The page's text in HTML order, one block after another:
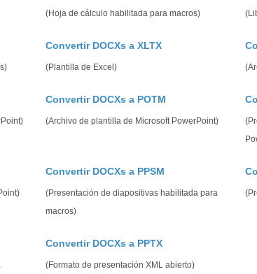
(Hoja de cálculo habilitada para macros)
Convertir DOCXs a XLTX
(Plantilla de Excel)
Convertir DOCXs a POTM
(Archivo de plantilla de Microsoft PowerPoint)
Convertir DOCXs a PPSM
(Presentación de diapositivas habilitada para
macros)
Convertir DOCXs a PPTX
(Formato de presentación XML abierto)